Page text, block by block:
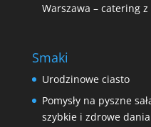
Warszawa – catering
Smaki
Urodzinowe ciasto
Pomysły na pyszne
szybkie i zdrowe dania